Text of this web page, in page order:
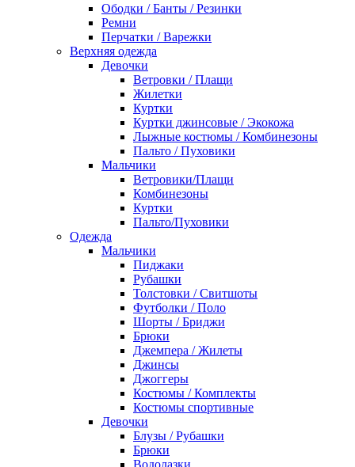
Ободки / Банты / Резинки
Ремни
Перчатки / Варежки
Верхняя одежда
Девочки
Ветровки / Плащи
Жилетки
Куртки
Куртки джинсовые / Экокожа
Лыжные костюмы / Комбинезоны
Пальто / Пуховики
Мальчики
Ветровики/Плащи
Комбинезоны
Куртки
Пальто/Пуховики
Одежда
Мальчики
Пиджаки
Рубашки
Толстовки / Свитшоты
Футболки / Поло
Шорты / Бриджи
Брюки
Джемпера / Жилеты
Джинсы
Джоггеры
Костюмы / Комплекты
Костюмы спортивные
Девочки
Блузы / Рубашки
Брюки
Водолазки